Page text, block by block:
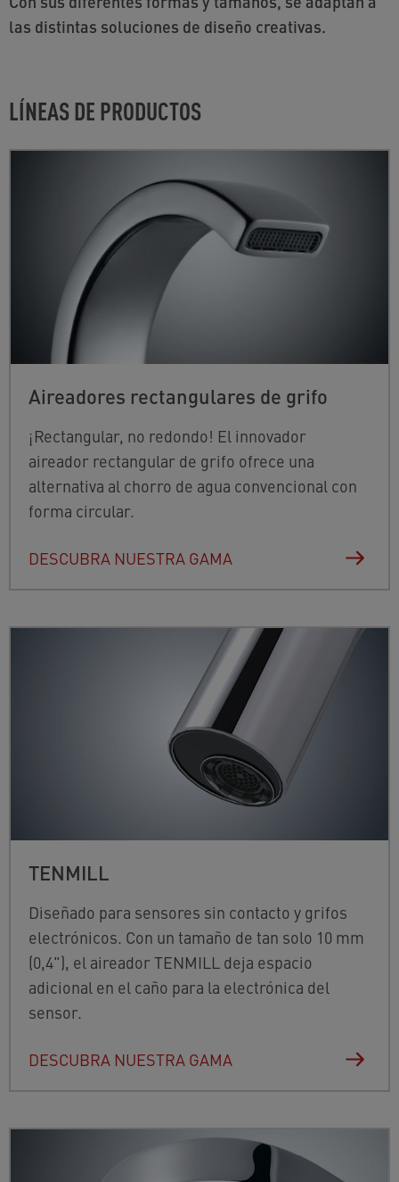
las distintas soluciones de diseño creativas.
LÍNEAS DE PRODUCTOS
Aireadores rectangulares de grifo
¡Rectangular, no redondo! El innovador
aireador rectangular de grifo ofrece una
alternativa al chorro de agua convencional con
forma circular.
DESCUBRA NUESTRA GAMA
TENMILL
Diseñado para sensores sin contacto y grifos
electrónicos. Con un tamaño de tan solo 10 mm
(0,4"), el aireador TENMILL deja espacio
adicional en el caño para la electrónica del
sensor.
DESCUBRA NUESTRA GAMA